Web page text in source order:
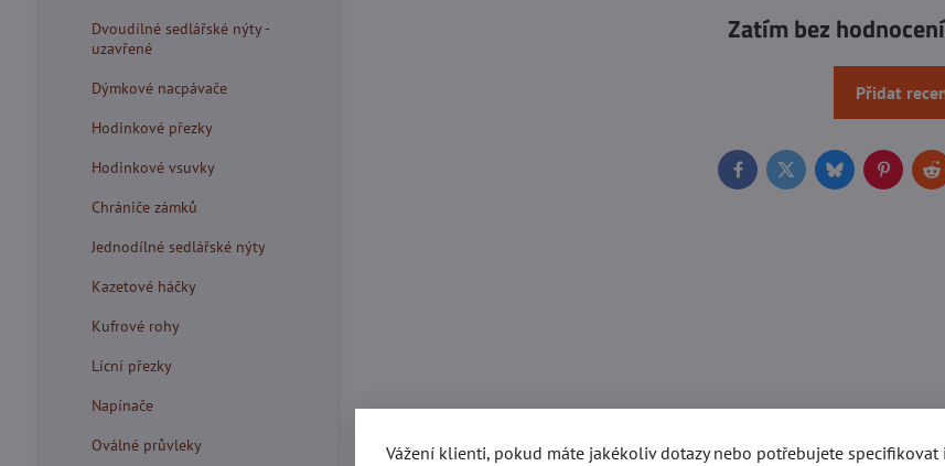
Zatím bez
Přidat
FacebookTwitterBluesky
Dvoudílné sedlářské nýty -
uzavřené
Dýmkové nacpávače
Hodinkové přezky
Hodinkové vsuvky
Chrániče zámků
Jednodílné sedlářské nýty
Kazetové háčky
Kufrové rohy
Lícní přezky
Napínače
Oválné průvleky
Vážení klienti, pokud máte jakékoliv dotazy nebo potřebujete